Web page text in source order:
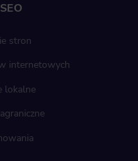
stron
internetowych
lokalne